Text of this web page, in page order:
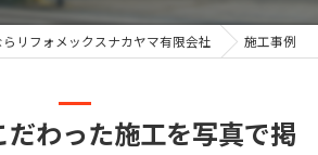
リフォメックスナカヤマ有限会社 施工事例
だわった施工を写真で掲